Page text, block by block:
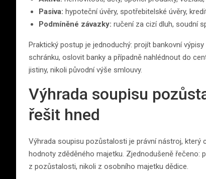
Pasiva: hypoteční úvěry, spotřebitelské úvěry,
Podmíněné závazky: ručení za cizí dluh, soudní
Praktický postup je jednoduchý: projít bankovní
schránku, oslovit banky a případně nahlédnout do
jistiny, nikoli původní výše smlouvy.
Výhrada soupisu
řešit hned
Výhrada soupisu pozůstalosti je právní nástroj, který
hodnoty zděděného majetku. Zjednodušeně řečeno:
z pozůstalosti, nikoli z osobního majetku dědice.